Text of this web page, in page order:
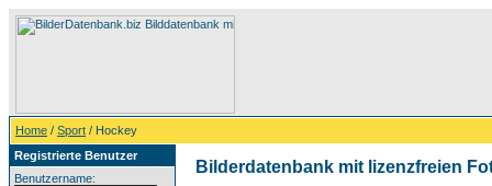
Home / Sport / Hockey
Registrierte Benutzer
Benutzername:
Bilderdatenbank mit lizenzfreien